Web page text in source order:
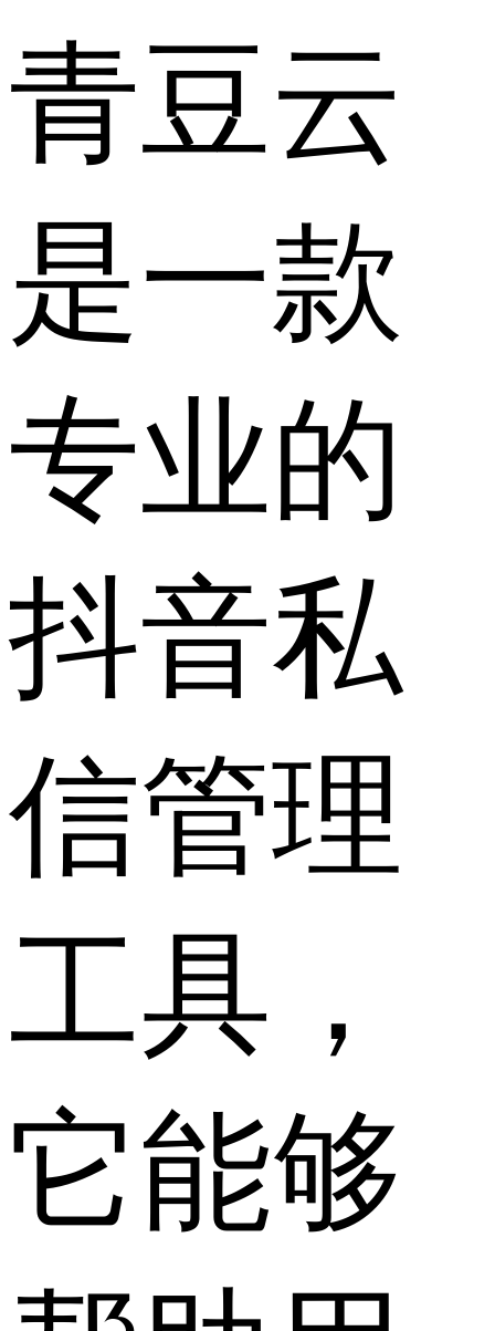
青豆云
是一款
专业的
抖音私
信管理
工具，
它能够